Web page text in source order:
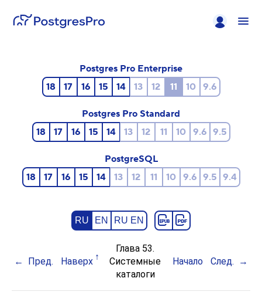
Postgres Pro Enterprise
18
17 16 15 14 13 12 11 10 9.6
Postgres Pro Standard
18
17 16 15 14 13 12 11 10 9.6 9.5
PostgreSQL
18
17 16 15 14 13 12 11 10 9.6 9.5 9.4
RU EN RU EN
Пред. Наверх
Глава 53.
Системные
каталоги
Начало След.